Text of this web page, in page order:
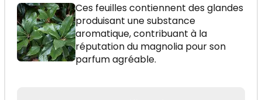
Ces feuilles contiennent des glandes
produisant une substance
aromatique, contribuant à la
réputation du magnolia pour son
parfum agréable.